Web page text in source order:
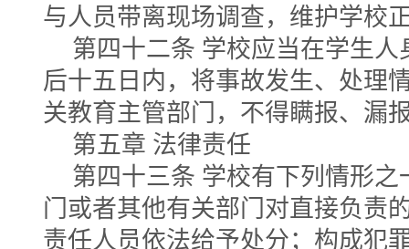
与人员带离现场调查，维护学校
第四十二条 学校应当在学生
后十五日内，将事故发生、处理
关教育主管部门，不得瞒报、漏
第五章 法律责任
第四十三条 学校有下列情形
门或者其他有关部门对直接负责
责任人员依法给予处分；构成犯